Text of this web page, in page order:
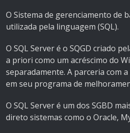
O Sistema de gerenciamento de
utilizada pela linguagem (SQL).
O SQL Server é o SQGD criado
a priori como um acréscimo do
separadamente. A parceria com
em seu programa de
O SQL Server é um dos SGBD
direto sistemas como o Oracle,